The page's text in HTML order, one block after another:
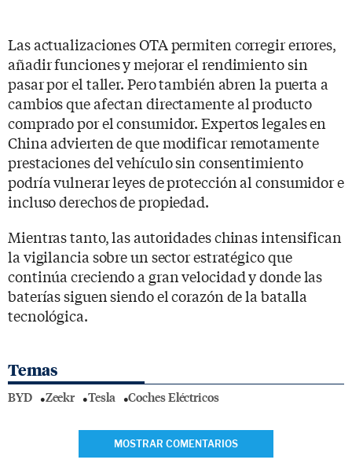
Las actualizaciones OTA permiten corregir errores,
añadir funciones y mejorar el rendimiento sin
pasar por el taller. Pero también abren la puerta a
cambios que afectan directamente al producto
comprado por el consumidor. Expertos legales en
China advierten de que modificar remotamente
prestaciones del vehículo sin consentimiento
podría vulnerar leyes de protección al consumidor e
incluso derechos de propiedad.
Mientras tanto, las autoridades chinas intensifican
la vigilancia sobre un sector estratégico que
continúa creciendo a gran velocidad y donde las
baterías siguen siendo el corazón de la batalla
tecnológica.
Temas
BYD Zeekr Tesla Coches Eléctricos
MOSTRAR COMENTARIOS